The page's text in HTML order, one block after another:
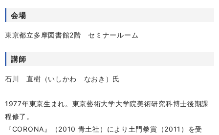
会場
東京都立多摩図書館2階 セミナールーム
講師
石川 直樹（いしかわ なおき）氏
1977年東京生まれ。東京藝術大学大学院美術研究科博士後期課
程修了。
『CORONA』（2010 青土社）により土門拳賞（2011）を受